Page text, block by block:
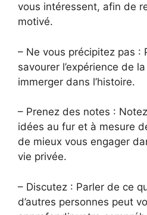
vous intéressent, afin de
motivé.
– Ne vous précipitez pas :
savourer l’expérience de
immerger dans l’histoire.
– Prenez des notes :
idées au fur et à mesure
de mieux vous engager
vie privée.
– Discutez : Parler de ce
d’autres personnes peut